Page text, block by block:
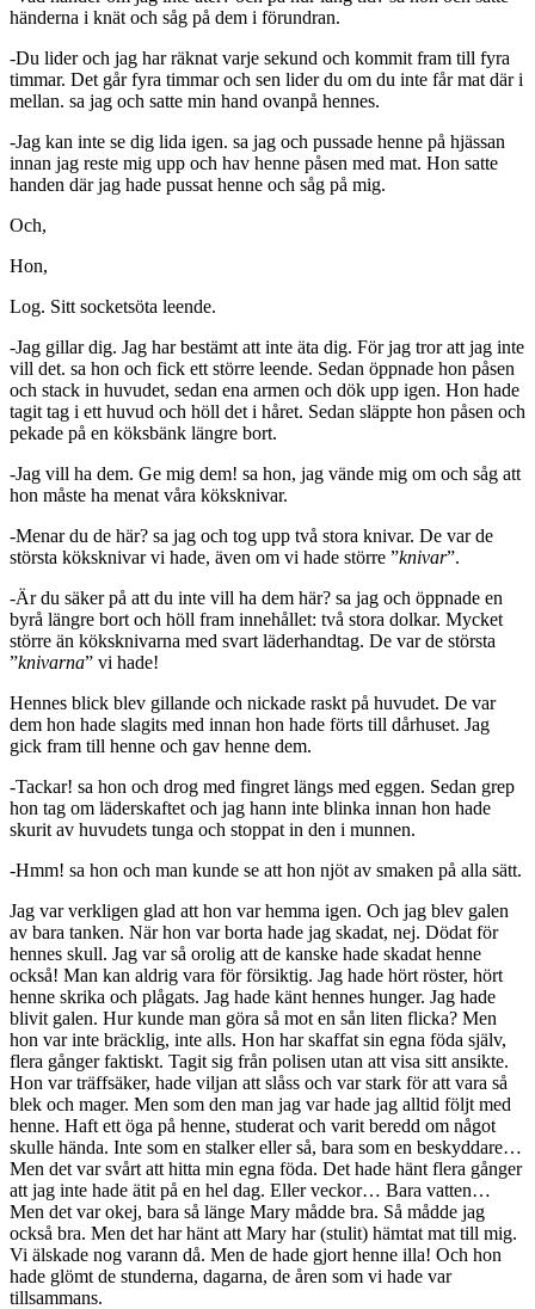
händerna i knät och såg på dem i förundran.
-Du lider och jag har räknat varje sekund och kommit fram till fyra
timmar. Det går fyra timmar och sen lider du om du inte får mat där i
mellan. sa jag och satte min hand ovanpå hennes.
-Jag kan inte se dig lida igen. sa jag och pussade henne på hjässan
innan jag reste mig upp och hav henne påsen med mat. Hon satte
handen där jag hade pussat henne och såg på mig.
Och,
Hon,
Log. Sitt socketsöta leende.
-Jag gillar dig. Jag har bestämt att inte äta dig. För jag tror att jag inte
vill det. sa hon och fick ett större leende. Sedan öppnade hon påsen
och stack in huvudet, sedan ena armen och dök upp igen. Hon hade
tagit tag i ett huvud och höll det i håret. Sedan släppte hon påsen och
pekade på en köksbänk längre bort.
-Jag vill ha dem. Ge mig dem! sa hon, jag vände mig om och såg att
hon måste ha menat våra köksknivar.
-Menar du de här? sa jag och tog upp två stora knivar. De var de
största köksknivar vi hade, även om vi hade större ”knivar”.
-Är du säker på att du inte vill ha dem här? sa jag och öppnade en
byrå längre bort och höll fram innehållet: två stora dolkar. Mycket
större än köksknivarna med svart läderhandtag. De var de största
”knivarna” vi hade!
Hennes blick blev gillande och nickade raskt på huvudet. De var
dem hon hade slagits med innan hon hade förts till dårhuset. Jag
gick fram till henne och gav henne dem.
-Tackar! sa hon och drog med fingret längs med eggen. Sedan grep
hon tag om läderskaftet och jag hann inte blinka innan hon hade
skurit av huvudets tunga och stoppat in den i munnen.
-Hmm! sa hon och man kunde se att hon njöt av smaken på alla sätt.
Jag var verkligen glad att hon var hemma igen. Och jag blev galen
av bara tanken. När hon var borta hade jag skadat, nej. Dödat för
hennes skull. Jag var så orolig att de kanske hade skadat henne
också! Man kan aldrig vara för försiktig. Jag hade hört röster, hört
henne skrika och plågats. Jag hade känt hennes hunger. Jag hade
blivit galen. Hur kunde man göra så mot en sån liten flicka? Men
hon var inte bräcklig, inte alls. Hon har skaffat sin egna föda själv,
flera gånger faktiskt. Tagit sig från polisen utan att visa sitt ansikte.
Hon var träffsäker, hade viljan att slåss och var stark för att vara så
blek och mager. Men som den man jag var hade jag alltid följt med
henne. Haft ett öga på henne, studerat och varit beredd om något
skulle hända. Inte som en stalker eller så, bara som en beskyddare…
Men det var svårt att hitta min egna föda. Det hade hänt flera gånger
att jag inte hade ätit på en hel dag. Eller veckor… Bara vatten…
Men det var okej, bara så länge Mary mådde bra. Så mådde jag
också bra. Men det har hänt att Mary har (stulit) hämtat mat till mig.
Vi älskade nog varann då. Men de hade gjort henne illa! Och hon
hade glömt de stunderna, dagarna, de åren som vi hade var
tillsammans.